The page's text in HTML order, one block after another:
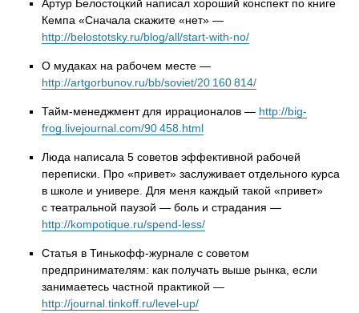
Артур Белостоцкий написал хороший конспект по книге
Кемпа «Сначала скажите «нет» —
http://belostotsky.ru/blog/all/start-with-no/
О мудаках на рабочем месте —
http://artgorbunov.ru/bb/soviet/20 160 814/
Тайм-менеджмент для иррационалов — http://big-
frog.livejournal.com/90 458.html
Люда написала 5 советов эффективной рабочей
переписки. Про «привет» заслуживает отдельного курса
в школе и универе. Для меня каждый такой «привет»
с театральной паузой — боль и страдания —
http://kompotique.ru/spend-less/
Статья в Тинькофф-журнале с советом
предпринимателям: как получать выше рынка, если
занимаетесь частной практикой —
http://journal.tinkoff.ru/level-up/